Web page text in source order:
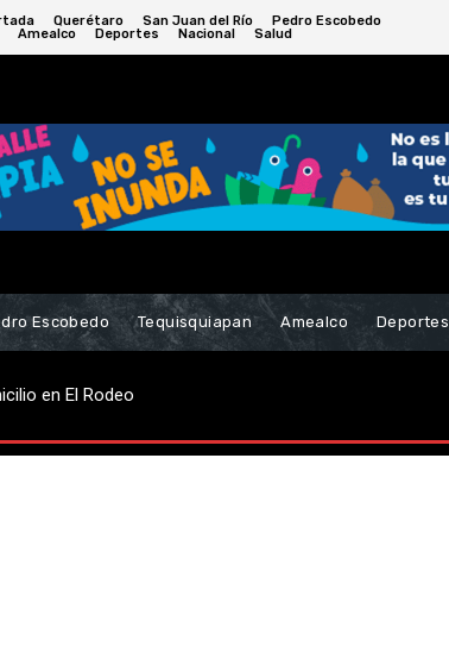
Querétaro San Juan del Río
Pedro Escobedo
Amealco Deportes Nacional Salud
Escobedo Tequisquiapan Amealco Deportes
en El Rodeo